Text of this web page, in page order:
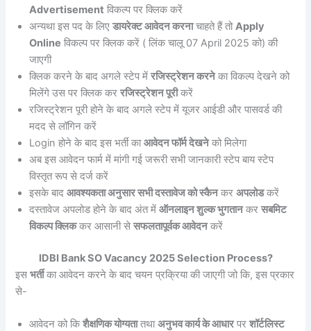
Advertisement विकल्प पर क्लिक करें
अन्यथा इस पद के लिएडायरेक्ट आवेदन करनाचाहते हैं तोApply
Online विकल्प पर क्लिक करें ( लिंक चालू 07 April 2025 को) की
जाएगी
क्लिक करने के बाद अगले स्टेप मेंरजिस्ट्रेशन करनेका विकल्प देखने को
मिलेंगे उस पर क्लिक कररजिस्ट्रेशन पूरीकरें
रजिस्ट्रेशन पूरी होने के बाद अगले स्टेप में यूजर आईडी और पासवर्ड की
मदद से लॉगिन करें
Login होने के बाद इस भर्ती काआवेदन फॉर्म देखनेको मिलेगा
अब इस आवेदन फार्म में मांगी गई जरूरी सभी जानकारी स्टेप बाय स्टेप
विस्तृत रूप से दर्ज करें
इसके बादआवश्यकता अनुसार सभी दस्तावेज को स्कैनकरअपलोडकरें
दस्तावेज अपलोड होने के बाद अंत मेंऑनलाइन शुल्क भुगतानकरसबमिट
विकल्प क्लिककर आसानी सेसफलतापूर्वक आवेदनकरें
IDBI Bank SO Vacancy 2025 Selection Process?
इसभर्तीका आवेदन करने के बाद चयन प्रक्रिया की जाएगी जो कि, इस प्रकार
से-
आवेदन को किशैक्षणिक योग्यतातथाअनुभव कार्य के आधारपरशॉर्टलिस्ट